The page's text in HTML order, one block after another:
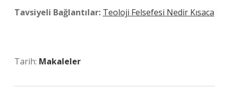
Tavsiyeli Bağlantılar: Teoloji Felsefesi Nedir Kısaca
Tarih: Makaleler